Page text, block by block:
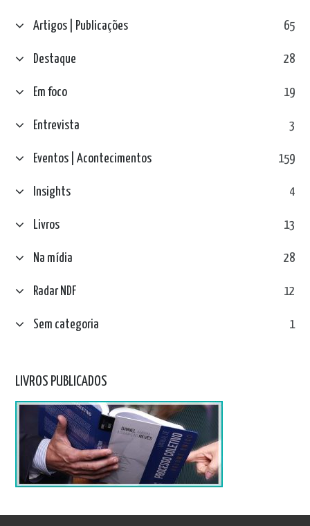
Artigos | Publicações 65
Destaque 28
Em foco 19
Entrevista 3
Eventos | Acontecimentos 159
Insights 4
Livros 13
Na mídia 28
Radar NDF 12
Sem categoria 1
LIVROS PUBLICADOS